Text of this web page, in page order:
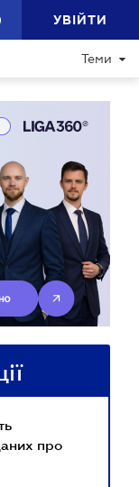
УВІЙТИ
Теми
про